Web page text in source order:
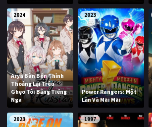
2024
Arya Bàn Bên Thỉnh
Thoảng Lại Trêu
Ghẹo Tôi Bằng Tiếng
Nga
2023
Power Rangers: Một
Lần Và Mãi Mãi
2023 1997